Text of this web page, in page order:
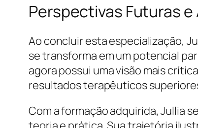
Perspectivas Futuras
Ao concluir esta especialização,
se transforma em um potencial
agora possui uma visão mais
resultados terapêuticos
Com a formação adquirida, Jullia